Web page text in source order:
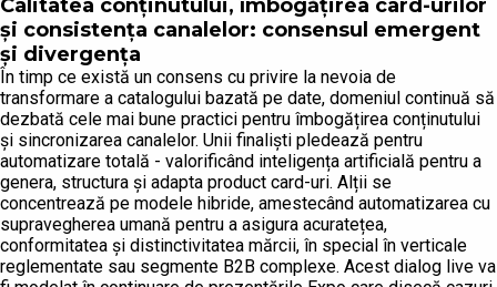
Calitatea conținutului, îmbogățirea card-urilor
și consistența canalelor: consensul emergent
și divergența
În timp ce există un consens cu privire la nevoia de
transformare a catalogului bazată pe date, domeniul continuă să
dezbată cele mai bune practici pentru îmbogățirea conținutului
și sincronizarea canalelor. Unii finaliști pledează pentru
automatizare totală - valorificând inteligența artificială pentru a
genera, structura și adapta product card-uri. Alții se
concentrează pe modele hibride, amestecând automatizarea cu
supravegherea umană pentru a asigura acuratețea,
conformitatea și distinctivitatea mărcii, în special în verticale
reglementate sau segmente B2B complexe. Acest dialog live va